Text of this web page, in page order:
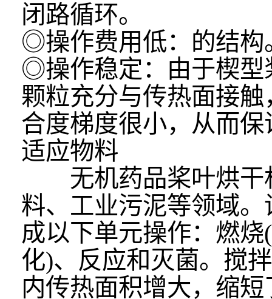
闭路循环。
◎操作费用低：的结
◎操作稳定：由于楔型
颗粒充分与传热面接
合度梯度很小，从而
适应物料
无机药品桨叶烘干
料、工业污泥等领域
成以下单元操作：燃
化)、反应和灭菌。搅
内传热面积增大，缩